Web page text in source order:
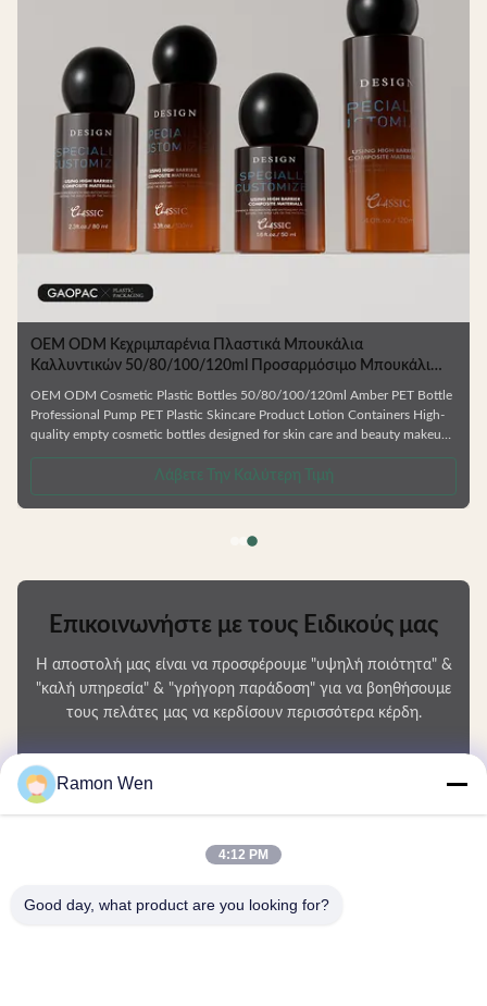
OEM ODM Κεχριμπαρένια Πλαστικά Μπουκάλια
Καλλυντικών 50/80/100/120ml Προσαρμόσιμο Μπουκάλι
PET για Συσκευασία Περιποίησης Δέρματος
OEM ODM Cosmetic Plastic Bottles 50/80/100/120ml Amber PET Bottle
Professional Pump PET Plastic Skincare Product Lotion Containers High-
quality empty cosmetic bottles designed for skin care and beauty makeup
products. Ideal for facial cream, lotion, essence, and similar formulations.
Manufactured from durable, environmentally friendly materials that resist
deformation and are fully recyclable. Available in Multiple Capacities
Λάβετε Την Καλύτερη Τιμή
Επικοινωνήστε με τους Ειδικούς μας
Η αποστολή μας είναι να προσφέρουμε "υψηλή ποιότητα" &
"καλή υπηρεσία" & "γρήγορη παράδοση" για να βοηθήσουμε
τους πελάτες μας να κερδίσουν περισσότερα κέρδη.
Το Όνομά Σας
Ramon Wen
4:12 PM
Good day, what product are you looking for?